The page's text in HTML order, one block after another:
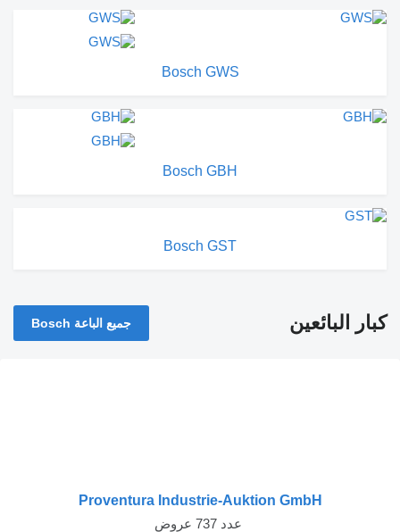
Bosch GWS
Bosch GBH
Bosch GST
كبار البائعين جميع الباعة Bosch
Proventura Industrie-Auktion GmbH
‏ عدد 737 عروض